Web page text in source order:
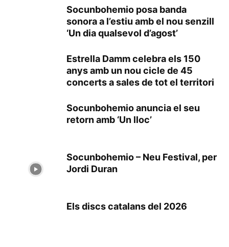
Socunbohemio posa banda
sonora a l’estiu amb el nou senzill
‘Un dia qualsevol d’agost’
Estrella Damm celebra els 150
anys amb un nou cicle de 45
concerts a sales de tot el territori
Socunbohemio anuncia el seu
retorn amb ‘Un lloc’
Socunbohemio – Neu Festival, per
Jordi Duran
Els discs catalans del 2026